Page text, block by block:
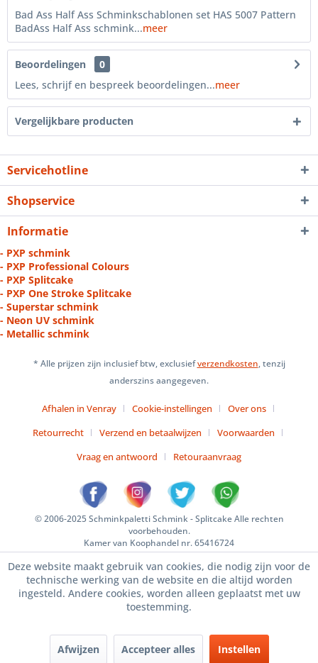
Bad Ass Half Ass Schminkschablonen set HAS 5007 Pattern
BadAss Half Ass schmink...meer
Beoordelingen
0
Lees, schrijf en bespreek beoordelingen...meer
Vergelijkbare producten
Servicehotline
Shopservice
Informatie
- PXP schmink
- PXP Professional Colours
- PXP Splitcake
- PXP One Stroke Splitcake
- Superstar schmink
- Neon UV schmink
- Metallic schmink
* Alle prijzen zijn inclusief btw, exclusiefverzendkosten, tenzij
anderszins aangegeven.
Afhalen in Venray Cookie-instellingen
Over ons
Retourrecht
Verzend en betaalwijzen
Voorwaarden
Vraag en antwoord
Retouraanvraag
© 2006-2025 Schminkpaletti Schmink - Splitcake Alle rechten
voorbehouden.
Kamer van Koophandel nr. 65416724
Deze website maakt gebruik van cookies, die nodig zijn voor de
technische werking van de website en die altijd worden
ingesteld. Andere cookies, worden alleen geplaatst met uw
toestemming.
Afwijzen Accepteer alles Instellen